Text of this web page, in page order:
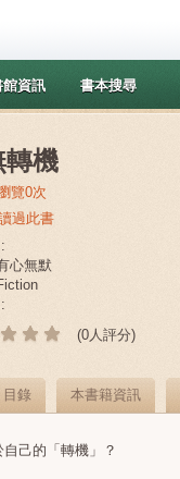
館資訊 書本搜尋
轉機
覽0次
過此書
心無默
(0人評分)
目錄 本書籍資訊
己的「轉機」？